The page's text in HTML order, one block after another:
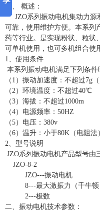
一、 概述：
JZO系列振动电机集动力源
可靠，使用维护方便。本系列
药等行业。是实现粉状、粒状
可单机使用，也可多机组合使
1、使用条件
本系列振动电机满足下列条件
（1）振动加速度：不超过7g
（2）环境温度：不超过40℃
（3）海拔：不超过1000m
（4）电源频率：50HZ
（5）电压：380v
（6）温升：小于80K（电阻法
2、型号说明
JZO系列振动电机产品型号由
JZO-8-2
JZO---振动电机
8---最大激振力（千牛顿
2---极数
二、 振动电机技术参数：